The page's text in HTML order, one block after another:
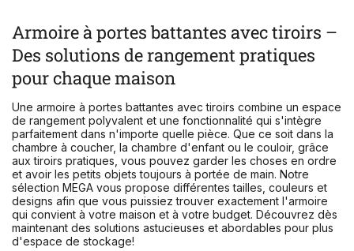
Armoire à portes battantes avec tiroirs –
Des solutions de rangement pratiques
pour chaque maison
Une armoire à portes battantes avec tiroirs combine un espace
de rangement polyvalent et une fonctionnalité qui s'intègre
parfaitement dans n'importe quelle pièce. Que ce soit dans la
chambre à coucher, la chambre d'enfant ou le couloir, grâce
aux tiroirs pratiques, vous pouvez garder les choses en ordre
et avoir les petits objets toujours à portée de main. Notre
sélection MEGA vous propose différentes tailles, couleurs et
designs afin que vous puissiez trouver exactement l'armoire
qui convient à votre maison et à votre budget. Découvrez dès
maintenant des solutions astucieuses et abordables pour plus
d'espace de stockage!